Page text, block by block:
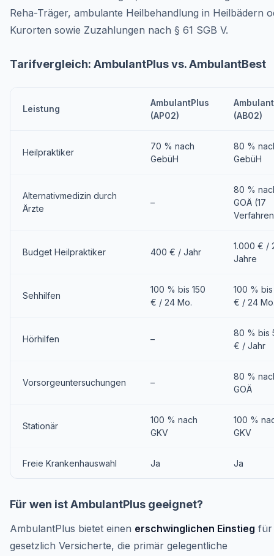
Reha-Träger, ambulante Heilbehandlung in Heilbädern
Kurorten sowie Zuzahlungen nach § 61 SGB V.
Tarifvergleich: AmbulantPlus vs. AmbulantBest
Leistung
AmbulantPlus
(AP02)
(AB02)
Heilpraktiker
70 % nach
GebüH
80 %
GebüH
Alternativmedizin durch
Ärzte
–
80 %
GOÄ (17
Budget Heilpraktiker 400 € / Jahr
1.000 € /
Jahre
Sehhilfen
100 % bis 150
€ / 24 Mo.
100 %
€ / 24
Hörhilfen –
80 % bis
€ / Jahr
Vorsorgeuntersuchungen –
80 %
GOÄ
Stationär
100 % nach
GKV
100 %
GKV
Freie Krankenhauswahl Ja Ja
Für wen ist AmbulantPlus geeignet?
AmbulantPlus bietet einen erschwinglichen Einstieg für
gesetzlich Versicherte, die primär gelegentliche